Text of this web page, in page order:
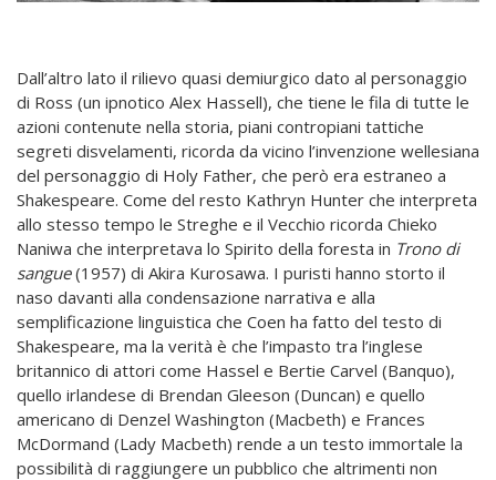
Dall’altro lato il rilievo quasi demiurgico dato al personaggio
di Ross (un ipnotico Alex Hassell), che tiene le fila di tutte le
azioni contenute nella storia, piani contropiani tattiche
segreti disvelamenti, ricorda da vicino l’invenzione wellesiana
del personaggio di Holy Father, che però era estraneo a
Shakespeare. Come del resto Kathryn Hunter che interpreta
allo stesso tempo le Streghe e il Vecchio ricorda Chieko
Naniwa che interpretava lo Spirito della foresta in Trono di
sangue(1957) di Akira Kurosawa. I puristi hanno storto il
naso davanti alla condensazione narrativa e alla
semplificazione linguistica che Coen ha fatto del testo di
Shakespeare, ma la verità è che l’impasto tra l’inglese
britannico di attori come Hassel e Bertie Carvel (Banquo),
quello irlandese di Brendan Gleeson (Duncan) e quello
americano di Denzel Washington (Macbeth) e Frances
McDormand (Lady Macbeth) rende a un testo immortale la
possibilità di raggiungere un pubblico che altrimenti non